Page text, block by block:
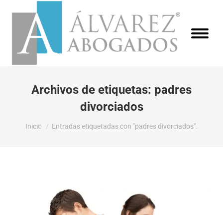
Archivos de etiquetas: padres
divorciados
Estás aquí:
Inicio Entradas etiquetadas con "padres divorciados".